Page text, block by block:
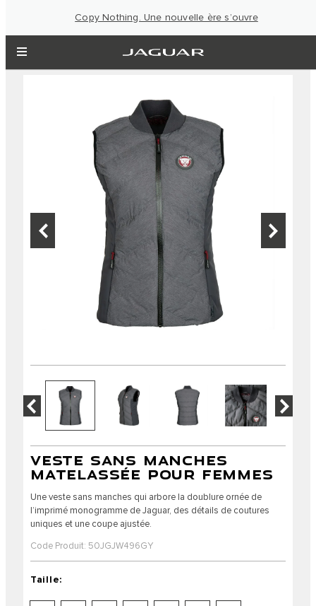
Copy Nothing. Une nouvelle ère s’ouvre
VESTE SANS MANCHES
MATELASSÉE POUR FEMMES
Une veste sans manches qui arbore la doublure ornée de
l’imprimé monogramme de Jaguar, des détails de coutures
uniques et une coupe ajustée.
Code Produit: 50JGJW496GY
Taille: